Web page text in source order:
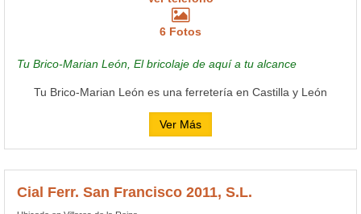
6 Fotos
Tu Brico-Marian León, El bricolaje de aquí a tu alcance
Tu Brico-Marian León es una ferretería en Castilla y León
Ver Más
Cial Ferr. San Francisco 2011, S.L.